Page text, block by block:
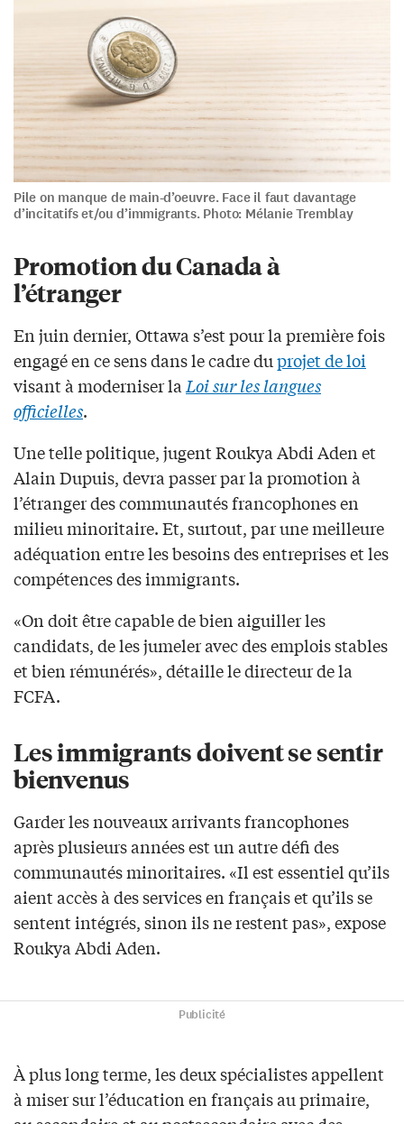
Pile on manque de main-d’oeuvre. Face il faut davantage
d’incitatifs et/ou d’immigrants. Photo: Mélanie Tremblay
Promotion du Canada à
l’étranger
En juin dernier, Ottawa s’est pour la première fois
engagé en ce sens dans le cadre duprojet de loi
visant à moderniser la Loi sur les langues
officielles.
Une telle politique, jugent Roukya Abdi Aden et
Alain Dupuis, devra passer par la promotion à
l’étranger des communautés francophones en
milieu minoritaire. Et, surtout, par une meilleure
adéquation entre les besoins des entreprises et les
compétences des immigrants.
«On doit être capable de bien aiguiller les
candidats, de les jumeler avec des emplois stables
et bien rémunérés», détaille le directeur de la
FCFA.
Les immigrants doivent se sentir
bienvenus
Garder les nouveaux arrivants francophones
après plusieurs années est un autre défi des
communautés minoritaires. «Il est essentiel qu’ils
aient accès à des services en français et qu’ils se
sentent intégrés, sinon ils ne restent pas», expose
Roukya Abdi Aden.
Publicité
À plus long terme, les deux spécialistes appellent
à miser sur l’éducation en français au primaire,